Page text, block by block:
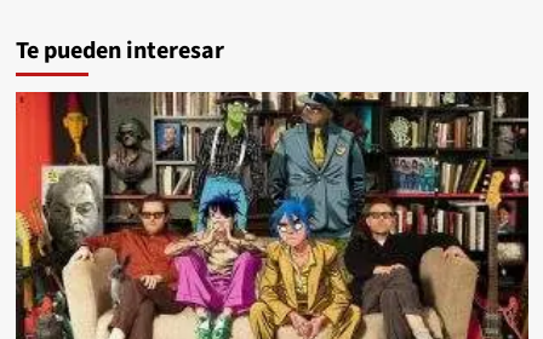
Te pueden interesar